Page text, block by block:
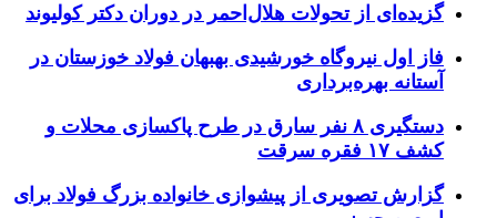
گزیده‌ای از تحولات هلال‌احمر در دوران دکتر کولیوند
فاز اول نیروگاه خورشیدی بهبهان فولاد خوزستان در
آستانه بهره‌برداری
دستگیری ۸ نفر سارق در طرح پاکسازی محلات و
کشف ۱۷ فقره سرقت
گزارش تصویری از پیشوازی خانواده بزرگ فولاد برای